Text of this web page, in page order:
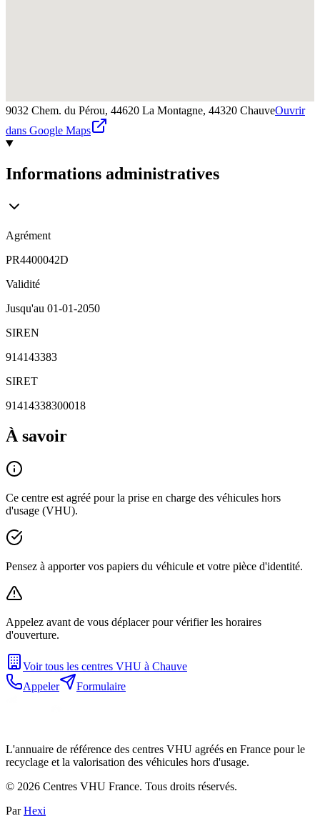
9032 Chem. du Pérou, 44620 La Montagne, 44320 ChauveOuvrir
dans Google Maps
Informations administratives
Agrément
PR4400042D
Validité
Jusqu'au 01-01-2050
SIREN
914143383
SIRET
91414338300018
À savoir
Ce centre est agréé pour la prise en charge des véhicules hors
d'usage (VHU).
Pensez à apporter vos papiers du véhicule et votre pièce d'identité.
Appelez avant de vous déplacer pour vérifier les horaires
d'ouverture.
Voir tous les centres VHU à Chauve
Appeler
Formulaire
L'annuaire de référence des centres VHU agréés en France pour le
recyclage et la valorisation des véhicules hors d'usage.
© 2026 Centres VHU France. Tous droits réservés.
Par Hexi